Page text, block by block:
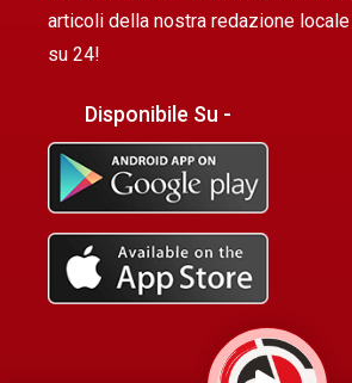
articoli della nostra redazione
su 24!
Disponibile Su -